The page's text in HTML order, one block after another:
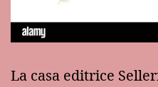
La casa editrice